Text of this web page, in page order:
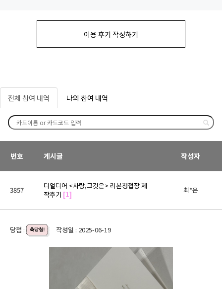
이용 후기 작성하기
전체 참여 내역 나의 참여 내역
번호 게시글 작성자
3857
디얼디어 <사랑,그것은> 리본청첩장 제
작후기 [1] 최*은
당첨 : 작성일 : 2025-06-19